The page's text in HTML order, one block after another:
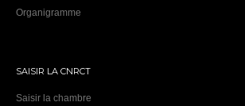
Organigramme
SAISIR LA CNRCT
Saisir la chambre